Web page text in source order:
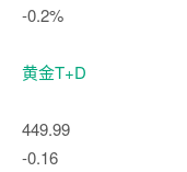
-0.2%
黄金T+D
449.99
-0.16